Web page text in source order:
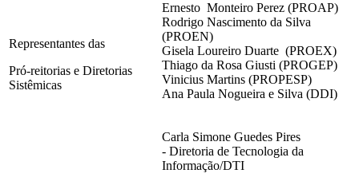
Representantes das
Pró-reitorias e Diretorias
Sistêmicas
Ernesto Monteiro Perez (PROAP)
Rodrigo Nascimento da Silva
(PROEN)
Gisela Loureiro Duarte (PROEX)
Thiago da Rosa Giusti (PROGEP)
Vinicius Martins (PROPESP)
Ana Paula Nogueira e Silva (DDI)
Carla Simone Guedes Pires
- Diretoria de Tecnologia da
Informação/DTI